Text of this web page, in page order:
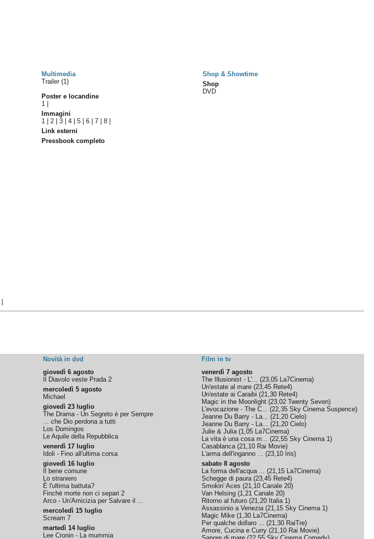
Multimedia
Shop & Showtime
Trailer (1)
Poster e locandine
1
Immagini
1 |2 |3 |4 |5 |6 |7 |8
Link esterni
Pressbook completo
Shop
DVD
Novità in dvd
Film in tv
giovedì 6 agosto
Il Diavolo veste Prada 2
mercoledì 5 agosto
Michael
giovedì 23 luglio
The Drama - Un Segreto è per Sempre
... che Dio perdona a tutti
Los Domingos
Le Aquile della Repubblica
venerdì 17 luglio
Idoli - Fino all'ultima corsa
giovedì 16 luglio
Il bene comune
Lo straniero
È l'ultima battuta?
Finchè morte non ci separi 2
Arco - Un'Amicizia per Salvare il ...
mercoledì 15 luglio
Scream 7
martedì 14 luglio
Lee Cronin - La mummia
venerdì 7 agosto
The Illusionist - L'... (23,05 La7Cinema)
Un'estate al mare (23,45 Rete4)
Un'estate ai Caraibi (21,30 Rete4)
Magic in the Moonlight (23,02 Twenty Seven)
L'evocazione - The C... (22,35 Sky Cinema Suspence)
Jeanne Du Barry - La... (21,20 Cielo)
Jeanne Du Barry - La... (21,20 Cielo)
Julie & Julia(1,05 La7Cinema)
La vita è una cosa m... (22,55 Sky Cinema 1)
Casablanca(21,10 Rai Movie)
L'arma dell'inganno ... (23,10 Iris)
sabato 8 agosto
La forma dell'acqua ... (21,15 La7Cinema)
Schegge di paura(23,45 Rete4)
Smokin' Aces (21,10 Canale 20)
Van Helsing (1,21 Canale 20)
Ritorno al futuro (21,20 Italia 1)
Assassinio a Venezia(21,15 Sky Cinema 1)
Magic Mike (1,30 La7Cinema)
Per qualche dollaro ... (21,30 RaiTre)
Amore, Cucina e Curry (21,10 Rai Movie)